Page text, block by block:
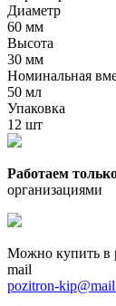
Диаметр
60 мм
Высота
30 мм
Номинальная
50 мл
Упаковка
12 шт
Работаем
организациями
Можно купить в
mail
pozitron-